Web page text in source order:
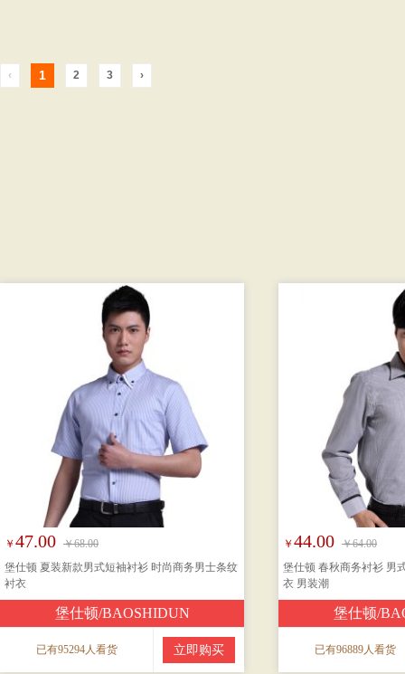
‹ 1 2 3 ›
￥ 47.00 ￥68.00
堡仕顿 夏装新款男式短袖衬衫 时尚商务男士条纹
衬衣
堡仕顿/BAOSHIDUN
已有95294人看货 立即购买
￥ 44.00 ￥64.00
堡仕顿 春秋商务衬衫 男
衣 男装潮
堡仕顿/
已有96889人看货